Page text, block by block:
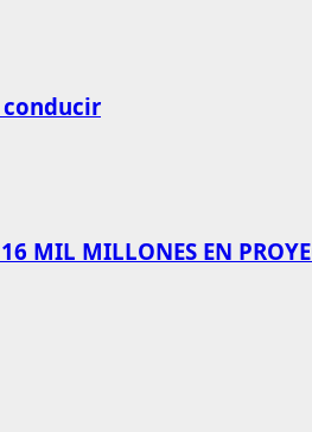
conducir
MIL MILLONES EN